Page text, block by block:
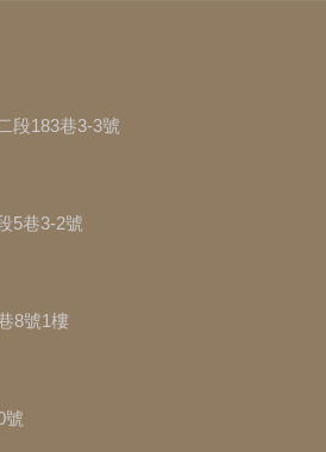
段183巷3-3號
5巷3-2號
8號1樓
號